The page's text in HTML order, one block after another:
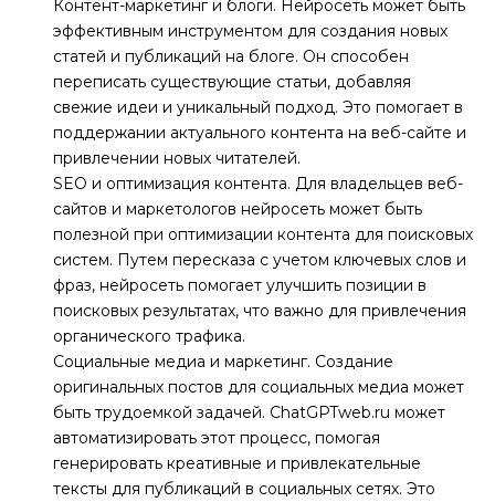
Контент-маркетинг и блоги. Нейросеть может быть
эффективным инструментом для создания новых
статей и публикаций на блоге. Он способен
переписать существующие статьи, добавляя
свежие идеи и уникальный подход. Это помогает в
поддержании актуального контента на веб-сайте и
привлечении новых читателей.
SEO и оптимизация контента. Для владельцев веб-
сайтов и маркетологов нейросеть может быть
полезной при оптимизации контента для поисковых
систем. Путем пересказа с учетом ключевых слов и
фраз, нейросеть помогает улучшить позиции в
поисковых результатах, что важно для привлечения
органического трафика.
Социальные медиа и маркетинг. Создание
оригинальных постов для социальных медиа может
быть трудоемкой задачей. ChatGPTweb.ru может
автоматизировать этот процесс, помогая
генерировать креативные и привлекательные
тексты для публикаций в социальных сетях. Это